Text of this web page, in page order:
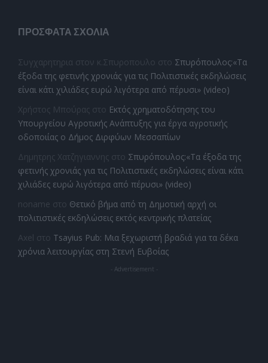
ΠΡΌΣΦΑΤΑ ΣΧΌΛΙΑ
Συγχαρητηρια στον κ.Σπυροπουλο στο Σπυρόπουλος:«Τα
έξοδα της φετινής χρονιάς για τις Πολιτιστικές εκδηλώσεις
είναι κάτι χιλιάδες ευρώ λιγότερα από πέρυσι» (video)
Χρήστος Μπούρας στο Εκτός χρηματοδότησης του
Υπουργείου Αγροτικής Ανάπτυξης για έργα αγροτικής
οδοποιίας ο Δήμος Διρφύων Μεσσαπίων
Δημητρης Χατζηγιαννης στο Σπυρόπουλος:«Τα έξοδα της
φετινής χρονιάς για τις Πολιτιστικές εκδηλώσεις είναι κάτι
χιλιάδες ευρώ λιγότερα από πέρυσι» (video)
noname στο Θετικό βήμα από τη Δημοτική αρχή οι
πολιτιστικές εκδηλώσεις εκτός κεντρικής πλατείας
Axel στο Tsayius Pub: Μια ξεχωριστή βραδιά για τα δέκα
χρόνια λειτουργίας στη Στενή Ευβοίας
- Advertisement -